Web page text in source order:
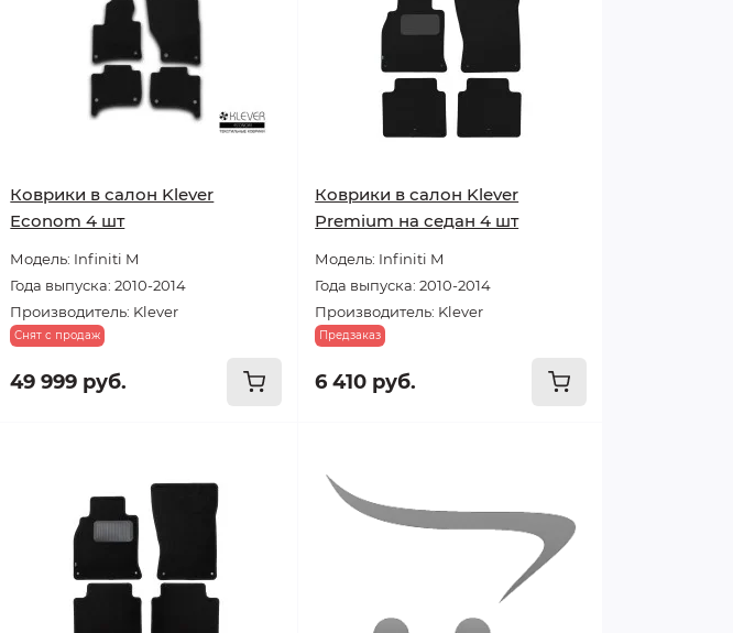
Коврики в салон Klever
Econom 4 шт
Модель: Infiniti M
Года выпуска: 2010-2014
Производитель: Klever
Снят с продаж
49 999 руб.
Коврики в салон Klever
Premium на седан 4 шт
Модель: Infiniti M
Года выпуска: 2010-2014
Производитель: Klever
Предзаказ
6 410 руб.